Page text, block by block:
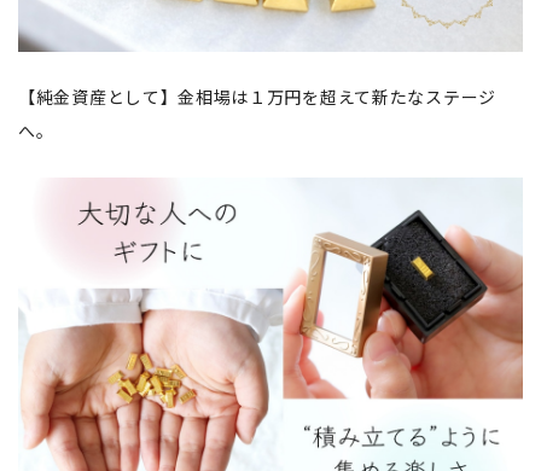
【純金資産として】金相場は１万円を超えて新たなステージ
へ。